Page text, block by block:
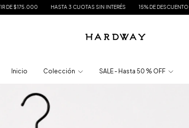
HASTA 3 CUOTAS SIN INTERÉS 15% DE DESCUENTO EN TRANSFERENCIA
Inicio Colección SALE - Hasta 50 % OFF